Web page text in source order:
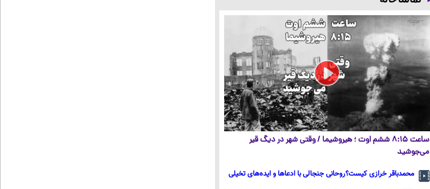
ساعت ۸:۱۵ ششم اوت ؛ هیروشیما / وقتی شهر در دیگ قیر
می‌جوشید
محمدباقر خرازی کیست؟روحانی جنجالی با ادعاها و ایده‌های تخیلی